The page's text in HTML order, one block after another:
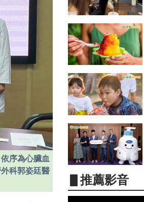
序為心臟血
科郭姿廷醫
▋推薦影音